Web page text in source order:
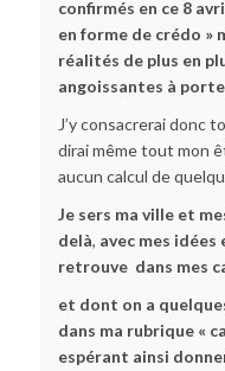
confirmés en ce 8
en forme de crédo »
réalités de plus en
angoissantes à
J’y consacrerai donc
dirai même tout mon
aucun calcul de
Je sers ma ville et
delà, avec mes idées
retrouve dans mes
et dont on a
dans ma rubrique «
espérant ainsi